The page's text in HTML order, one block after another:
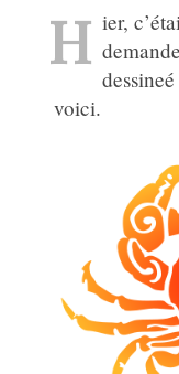
H ier,
voici.